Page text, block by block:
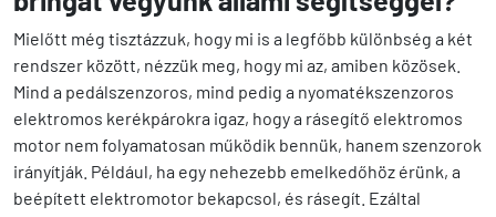
Mielőtt még tisztázzuk, hogy mi is a legfőbb különbség a két
rendszer között, nézzük meg, hogy mi az, amiben közösek.
Mind a pedálszenzoros, mind pedig a nyomatékszenzoros
elektromos kerékpárokra igaz, hogy a rásegítő elektromos
motor nem folyamatosan működik bennük, hanem szenzorok
irányítják. Például, ha egy nehezebb emelkedőhöz érünk, a
beépített elektromotor bekapcsol, és rásegít. Ezáltal